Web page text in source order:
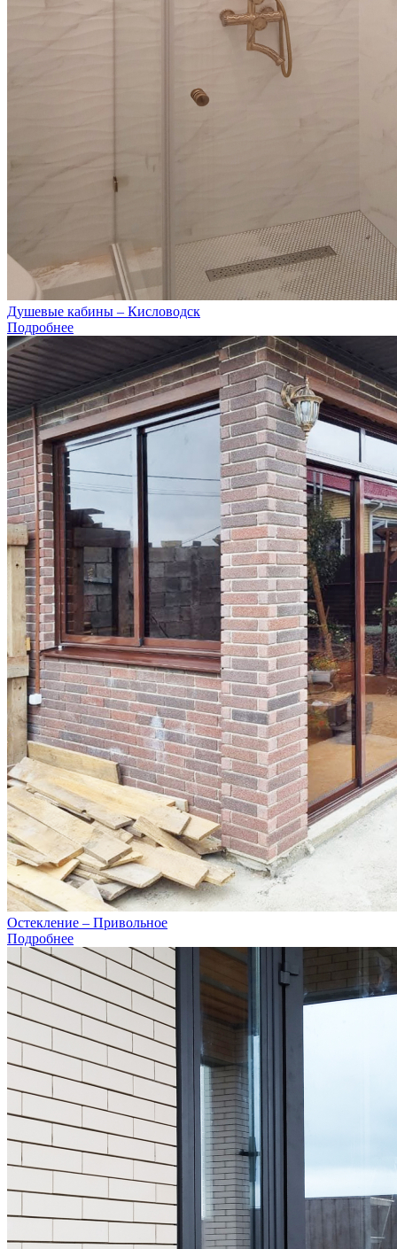
Душевые кабины – Кисловодск
Подробнее
Остекление – Привольное
Подробнее